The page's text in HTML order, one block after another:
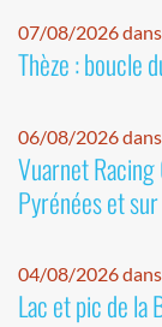
07/08/2026
Thèze : boucle
06/08/2026
Vuarnet
Pyrénées et
04/08/2026
Lac et pic de la